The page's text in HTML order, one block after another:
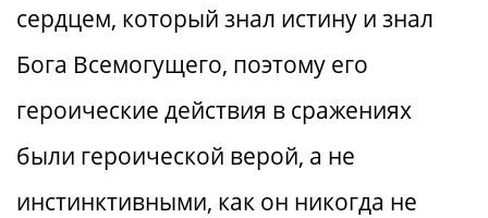
сердцем, который знал истину и знал
Бога Всемогущего, поэтому его
героические действия в сражениях
были героической верой, а не
инстинктивными, как он никогда не